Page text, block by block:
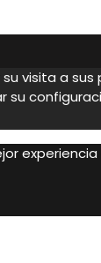
visita a